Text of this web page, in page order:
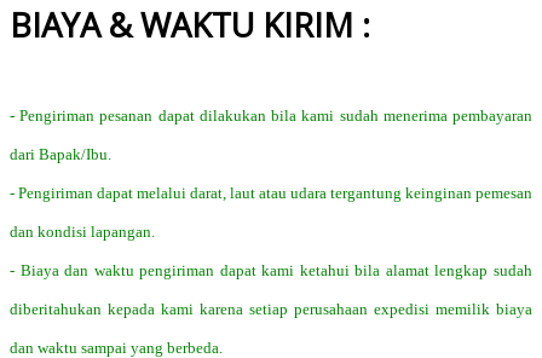
BIAYA & WAKTU KIRIM :
- Pengiriman pesanan dapat dilakukan bila kami sudah menerima pembayaran
dari Bapak/Ibu.
- Pengiriman dapat melalui darat, laut atau udara tergantung keinginan pemesan
dan kondisi lapangan.
- Biaya dan waktu pengiriman dapat kami ketahui bila alamat lengkap sudah
diberitahukan kepada kami karena setiap perusahaan expedisi memilik biaya
dan waktu sampai yang berbeda.